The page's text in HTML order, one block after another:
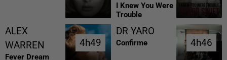
I Knew You Were
Trouble
ALEX
WARREN
Fever Dream
4h49
4h49
DR YARO
Confirme 4h46
4h46